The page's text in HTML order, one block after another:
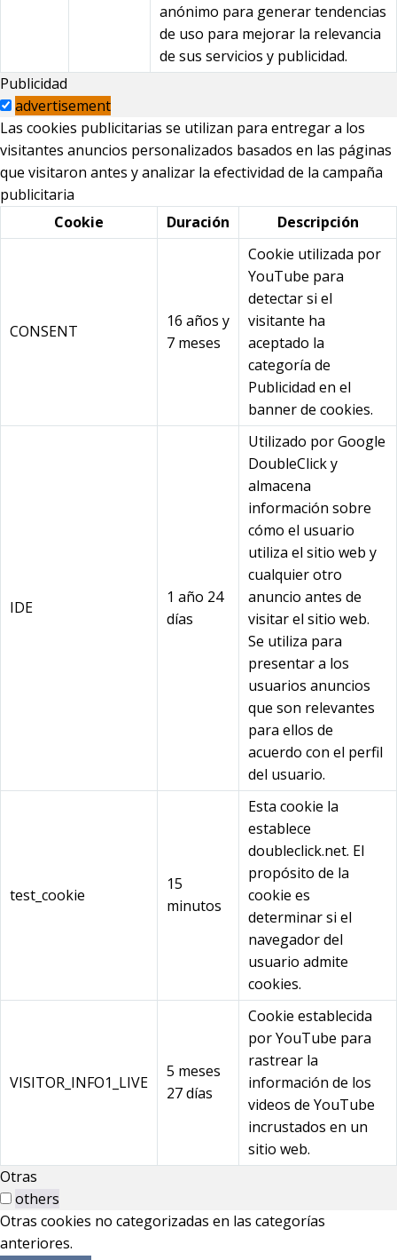
anónimo para generar tendencias
de uso para mejorar la relevancia
de sus servicios y publicidad.
Publicidad
advertisement
Las cookies publicitarias se utilizan para entregar a los
visitantes anuncios personalizados basados en las páginas
que visitaron antes y analizar la efectividad de la campaña
publicitaria
Cookie
Duración Descripción
CONSENT
16 años y
7 meses
Cookie utilizada por
YouTube para
detectar si el
visitante ha
aceptado la
categoría de
Publicidad en el
banner de cookies.
IDE
1 año 24
días
Utilizado por Google
DoubleClick y
almacena
información sobre
cómo el usuario
utiliza el sitio web y
cualquier otro
anuncio antes de
visitar el sitio web.
Se utiliza para
presentar a los
usuarios anuncios
que son relevantes
para ellos de
acuerdo con el perfil
del usuario.
test_cookie
15
minutos
Esta cookie la
establece
doubleclick.net. El
propósito de la
cookie es
determinar si el
navegador del
usuario admite
cookies.
VISITOR_INFO1_LIVE
5 meses
27 días
Cookie establecida
por YouTube para
rastrear la
información de los
videos de YouTube
incrustados en un
sitio web.
Otras
others
Otras cookies no categorizadas en las categorías
anteriores.